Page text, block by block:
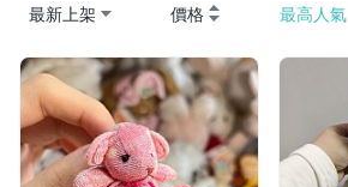
最新上架 價格 最高人氣